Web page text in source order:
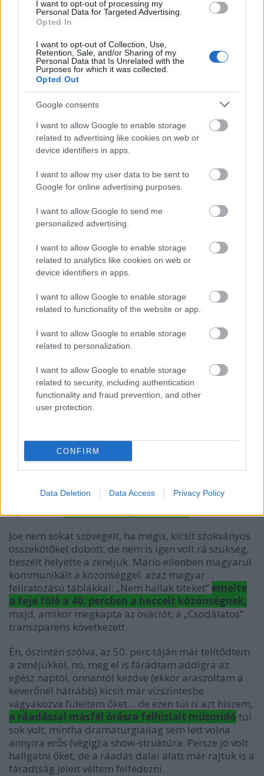
I want to opt-out of processing my
Personal Data for Targeted Advertising.
Opted In
I want to opt-out of Collection, Use,
Retention, Sale, and/or Sharing of my
Personal Data that Is Unrelated with the
Purposes for which it was collected.
Opted Out
Google consents
I want to allow Google to enable storage
related to advertising like cookies on web or
device identifiers in apps.
I want to allow my user data to be sent to
Google for online advertising purposes.
I want to allow Google to send me
personalized advertising.
I want to allow Google to enable storage
related to analytics like cookies on web or
device identifiers in apps.
I want to allow Google to enable storage
related to functionality of the website or app.
I want to allow Google to enable storage
related to personalization.
I want to allow Google to enable storage
related to security, including authentication
functionality and fraud prevention, and other
user protection.
CONFIRM
Data Deletion Data Access Privacy Policy
mellett ácsorogva, s nem egy arc jött oda hozzá
frissen és borsos áron vásárolt AW-pólójában közös
készséggel állt is rendelkezésre…Én meg
touch and
go feelinggel álltattam magam…
Aztán elérkezett a várva-várt francia
fellépése, akiket anno a
ismertem
és szerettem meg, s manapság is azt tartom
pályájuk egyik legjobbjának a tavalyi Fortitude
mellett – ennek ellenére sem vettem meg a 2005-ös,
a merchpultnál 30.000 Ft-ért kínált, dedikált
Nekem öröm, másoknak (ugye, Ede!) talán nem
volt felépítve, s közéjük tűzdelték be a korábbi
lemezek egy-egy dalát.A kivetítőn 180 másodperctől
atomóra
pontossággal kezdtek bele nukleáris behatástól
sem mentestámadásukba. A hangzás, főleg az
elején és főleg az éneket érintve gyengélkedett, de
később a hangszeres rész számomra
lemezminőségben szólt, bár lehetett volna
A zenekar népszerűségét mi sem jelzi jobban, hogy
dalszövegeiket.Miközben a kivetítőn, ha nem is
pozvakowski-értelemben, de elég érdekfeszítő
képsorok sorjáztak – és persze a szerpentin- (kétszer
is) és a konfettieső.
változatlan a tagsága, nem mindennapi. Van némi
összeszokottság, egymásra hangoltság, nem? A
népszerűségük meg egyenesen elképesztő, hogy
ezzel a durva, gyors, darálós, mégis kifinomult,
dallamos, intellektuális zenével ilyen messze
Joe nem sokat szövegelt, ha mégis, kicsit szokványos
összekötőket dobott, de nem is igen volt rá szükség,
beszélt helyette a zenéjük. Mario ellenben magyarul
kommunikált a közönséggel: azaz magyar
feliratozású táblákkal: „Nem hallak titeket” emelte
a feje fölé a 40. percben a heccelt közönségnek,
majd, amikor megkapta az ovációt, a „Csodálatos”
transzparens következett.
Én, őszintén szólva, az 50. perc táján már telítődtem
a zenéjükkel, no, meg el is fáradtam addigra az
egész naptól, onnantól kezdve (ekkor araszoltam a
keverőnél hátrább) kicsit már vízszintesbe
vágyakozva füleltem őket… de ezen túl is azt hiszem,
a ráadással másfél órásra felhizlalt műsoridő túl
sok volt, mintha dramaturgiailag sem lett volna
annyira erős (végig) a show-struktúra. Persze jó volt
hallgatni őket, de a ráadás dalai alatt már rajtuk is a
fáradtság jeleit véltem felfedezni.